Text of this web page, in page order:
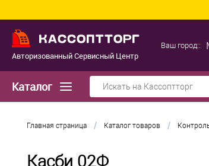
Авторизованный Сервисный Центр
Ваш город::
Каталог
Главная страница / Каталог товаров /
Касби 02Ф